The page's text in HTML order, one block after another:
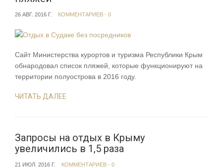
26 АВГ. 2016 Г. КОММЕНТАРИЕВ - 0
Сайт Министерства курортов и туризма Республики Крым
обнародовал список пляжей, которые функционируют на
территории полуострова в 2016 году.
ЧИТАТЬ ДАЛЕЕ
Запросы на отдых в Крыму
увеличились в 1,5 раза
21 ИЮЛ. 2016 Г. КОММЕНТАРИЕВ - 0